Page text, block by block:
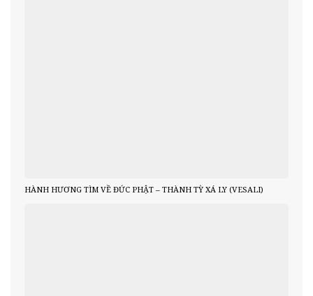
HÀNH HƯƠNG TÌM VỀ ĐỨC PHẬT – THÀNH TỲ XÁ LY (VESALI)